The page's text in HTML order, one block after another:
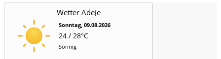
Wetter Adeje
Sonntag, 09.08.2026
24 / 28°C
Sonnig